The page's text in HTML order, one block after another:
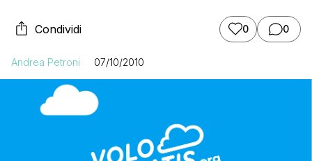
Condividi 0 0
Andrea Petroni 07/10/2010